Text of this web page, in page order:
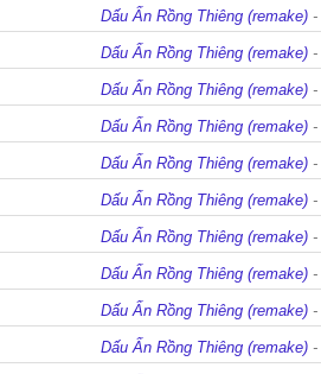
Dấu Ấn Rồng Thiêng (remake) -
Dấu Ấn Rồng Thiêng (remake) -
Dấu Ấn Rồng Thiêng (remake) -
Dấu Ấn Rồng Thiêng (remake) -
Dấu Ấn Rồng Thiêng (remake) -
Dấu Ấn Rồng Thiêng (remake) -
Dấu Ấn Rồng Thiêng (remake) -
Dấu Ấn Rồng Thiêng (remake) -
Dấu Ấn Rồng Thiêng (remake) -
Dấu Ấn Rồng Thiêng (remake) -